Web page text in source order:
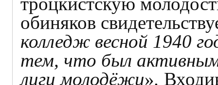
обиняков
колледж весной 1940
тем, что был
лиги молодёжи».